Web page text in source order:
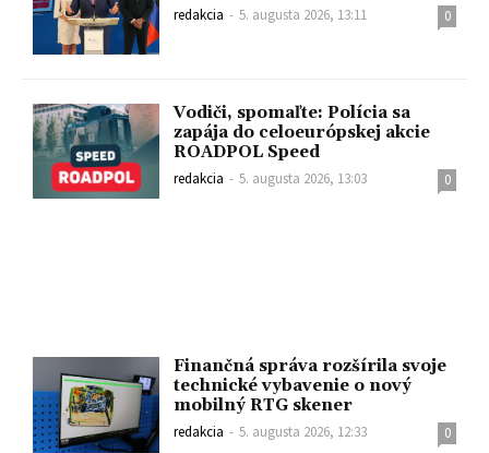
redakcia - 5. augusta 2026, 13:11 0
Vodiči, spomaľte: Polícia sa
zapája do celoeurópskej akcie
ROADPOL Speed
redakcia - 5. augusta 2026, 13:03 0
Finančná správa rozšírila svoje
technické vybavenie o nový
mobilný RTG skener
redakcia - 5. augusta 2026, 12:33 0